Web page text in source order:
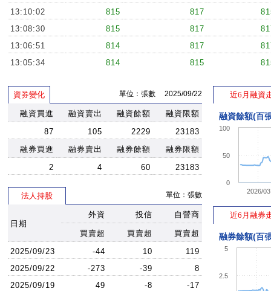
13:10:02
815 817
13:08:30
815 817
13:06:51
814 817
13:05:34
814 815
13:05:00
814 815
13:05:00
814 815
13:03:29
815
13:00:59
811 815
814
12:58:12
811
811
811
12:56:45
811
12:55:59
811
12:55:40
809
資券變化 單位：張數 2025/09/22
融資買進 融資賣出 融資餘額
融資限額
87
105 2229
23183
融券買進
融券賣出 融券餘額
融券限額
2
4 60 23183
法人持股 單位：張數
日期
外資 投信 自營商
買賣超 買賣超
買賣超
2025/09/23
-44 10
119
2025/09/22
-273 -39
8
2025/09/19
49 -8
-17
近6月融資
融資餘額(百
2026/03
0
50
100
近6月融券
融券餘額(百
2.5
5